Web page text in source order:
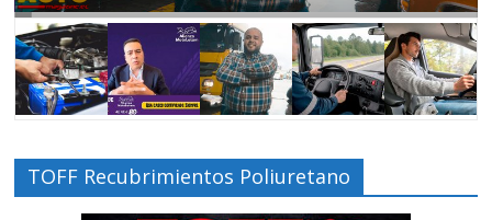
TOFF Recubrimientos Poliuretano